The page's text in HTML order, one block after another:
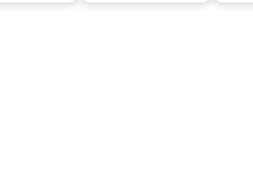
by
by